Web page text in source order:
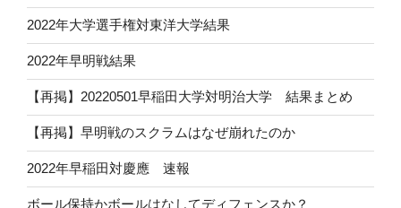
2022年大学選手権対東洋大学結果
2022年早明戦結果
【再掲】20220501早稲田大学対明治大学 結果まとめ
【再掲】早明戦のスクラムはなぜ崩れたのか
2022年早稲田対慶應 速報
ボール保持かボールはなしてディフェンスか？